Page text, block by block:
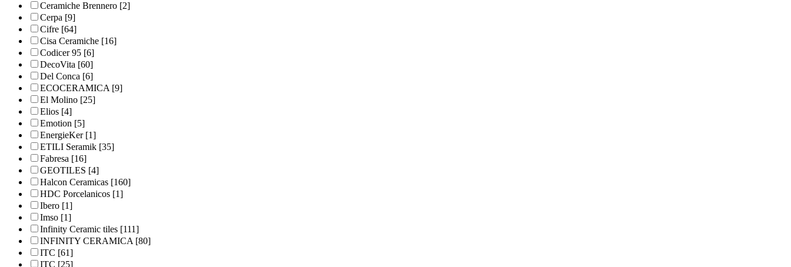
Ceramiche Brennero [2]
Cerpa [9]
Cifre [64]
Cisa Ceramiche [16]
Codicer 95 [6]
DecoVita [60]
Del Conca [6]
ECOCERAMICA[9]
El Molino [25]
Elios [4]
Emotion [5]
EnergieKer[1]
ETILI Seramik [35]
Fabresa [16]
GEOTILES [4]
Halcon Ceramicas [160]
HDC Porcelanicos [1]
Ibero [1]
Imso [1]
Infinity Ceramic tiles [111]
INFINITY CERAMICA[80]
ITC [61]
ITC [25]